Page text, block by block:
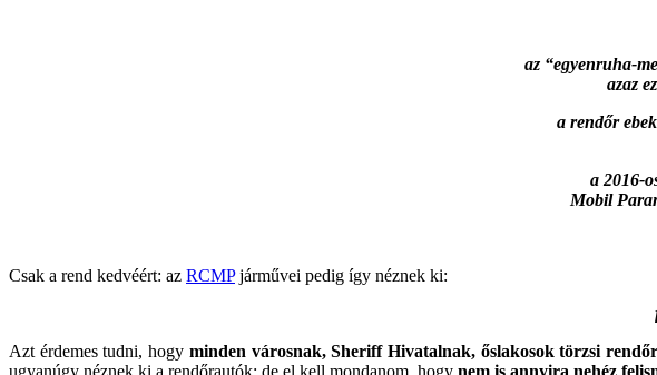
az “egyenruha-
azaz
a rendőr
a 2016-
Mobil
Csak a rend kedvéért: az RCMPjárművei pedig így néznek ki:
Azt érdemes tudni, hogy minden városnak, Sheriff Hivatalnak, őslakosok törzsi